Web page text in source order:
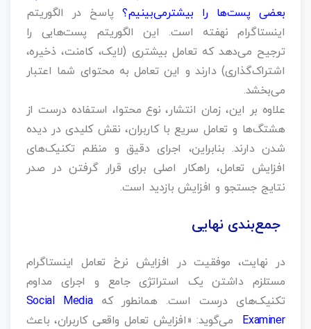
بعضی پست‌ها را بیشترمی‌بینیم؟ پاسخ در الگوریتم
اینستاگرام نهفته است. این الگوریتم پست‌هایی را
ترجیح می‌دهد که تعامل بیشتری (لایک، کامنت، ذخیره،
اشتراک‌گذاری) دارند و این تعامل به محتوای شما اعتبار
می‌بخشد.
علاوه بر این، زمان انتشار، نوع محتوا، استفاده درست از
هشتگ‌ها و تعامل سریع با کاربران، نقش کلیدی در دیده
شدن دارند. بنابراین، اجرای دقیق و منظم تکنیک‌های
افزایش تعامل، راهکار اصلی برای قرار گرفتن در صدر
نتایج جستجو و افزایش بازدید است.
جمع‌بندی نهایی
در نهایت، موفقیت در افزایش نرخ تعامل اینستاگرام
مستلزم داشتن یک استراتژی جامع و اجرای مداوم
تکنیک‌های درست است. همانطور کهSocial Media
Examiner می‌گوید: «افزایش تعامل واقعی کاربران، باعث